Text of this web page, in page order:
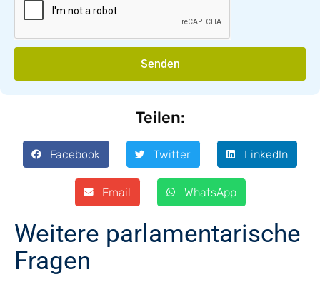
Senden
Teilen:
Facebook Twitter LinkedIn
Email WhatsApp
Weitere parlamentarische
Fragen